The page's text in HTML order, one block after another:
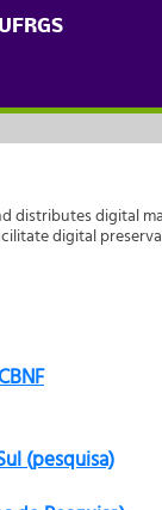
UFRGS
distributes digital
digital
(pesquisa)